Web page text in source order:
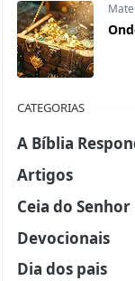
CATEGORIAS
A Bíblia
Artigos
Ceia do Senhor
Devocionais
Dia dos pais